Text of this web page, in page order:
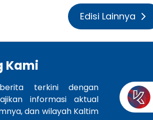
Edisi Lainnya
Kami
terkini dengan
informasi aktual
dan wilayah Kaltim